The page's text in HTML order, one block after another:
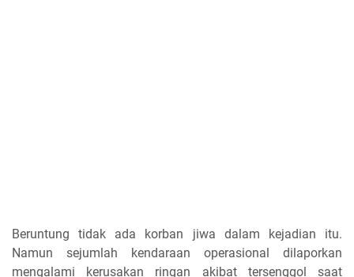
Beruntung tidak ada korban jiwa dalam kejadian itu.
Namun sejumlah kendaraan operasional dilaporkan
mengalami kerusakan ringan akibat tersenggol saat